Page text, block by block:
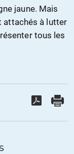
jaune. Mais
attachés à lutter
tous les